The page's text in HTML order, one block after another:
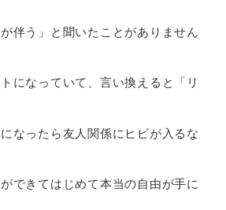
伴う」と聞いたことがありません
になっていて、言い換えると「リ
なったら友人関係にヒビが入るな
ができてはじめて本当の自由が手に